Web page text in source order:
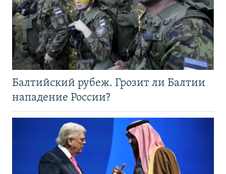
Балтийский рубеж. Грозит ли Балтии
нападение России?